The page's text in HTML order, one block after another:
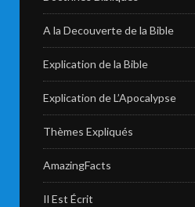
A la Decouverte de la Bible
Explication de la Bible
Explication de L’Apocalypse
Thèmes Expliqués
AmazingFacts
Il Est Écrit